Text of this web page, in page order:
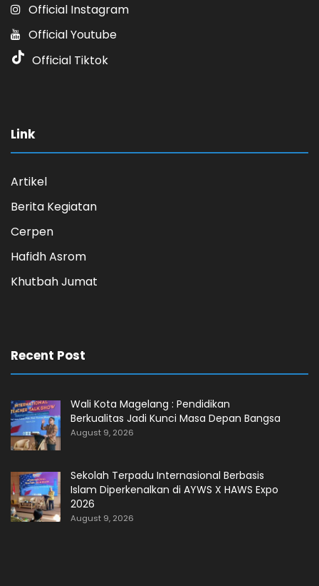
Official Instagram
Official Youtube
Official Tiktok
Link
Artikel
Berita Kegiatan
Cerpen
Hafidh Asrom
Khutbah Jumat
Recent Post
Wali Kota Magelang : Pendidikan
Berkualitas Jadi Kunci Masa Depan Bangsa
August 9, 2026
Sekolah Terpadu Internasional Berbasis
Islam Diperkenalkan di AYWS X HAWS Expo
2026
August 9, 2026